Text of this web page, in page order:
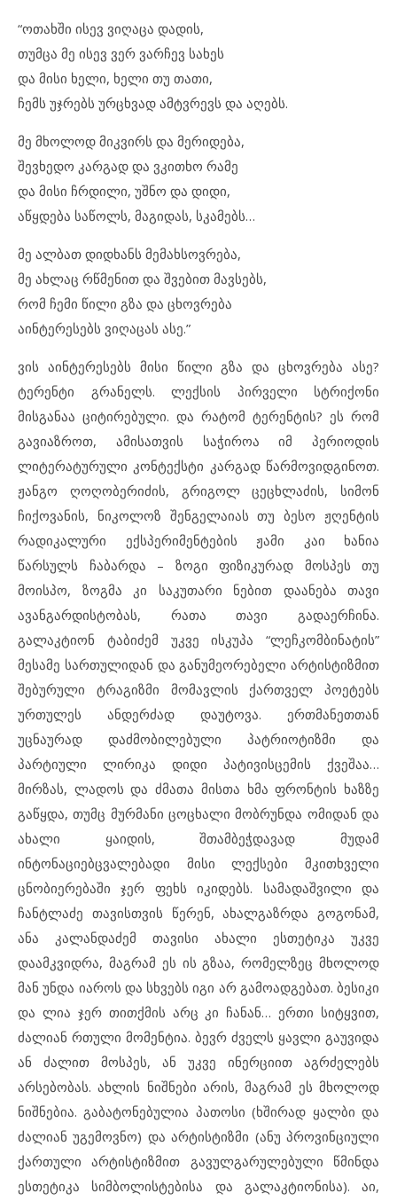
“ოთახში ისევ ვიღაცა დადის,
თუმცა მე ისევ ვერ ვარჩევ სახეს
და მისი ხელი, ხელი თუ თათი,
ჩემს უჯრებს ურცხვად ამტვრევს და აღებს.
მე მხოლოდ მიკვირს და მერიდება,
შევხედო კარგად და ვკითხო რამე
და მისი ჩრდილი, უშნო და დიდი,
აწყდება საწოლს, მაგიდას, სკამებს…
მე ალბათ დიდხანს მემახსოვრება,
მე ახლაც რწმენით და შვებით მავსებს,
რომ ჩემი წილი გზა და ცხოვრება
აინტერესებს ვიღაცას ასე.”
ვის აინტერესებს მისი წილი გზა და ცხოვრება ასე?
ტერენტი გრანელს. ლექსის პირველი სტრიქონი
მისგანაა ციტირებული. და რატომ ტერენტის? ეს რომ
გავიაზროთ, ამისათვის საჭიროა იმ პერიოდის
ლიტერატურული კონტექსტი კარგად წარმოვიდგინოთ.
ჟანგო ღოღობერიძის, გრიგოლ ცეცხლაძის, სიმონ
ჩიქოვანის, ნიკოლოზ შენგელაიას თუ ბესო ჟღენტის
რადიკალური ექსპერიმენტების ჟამი კაი ხანია
წარსულს ჩაბარდა – ზოგი ფიზიკურად მოსპეს თუ
მოისპო, ზოგმა კი საკუთარი ნებით დაანება თავი
ავანგარდისტობას, რათა თავი გადაერჩინა.
გალაკტიონ ტაბიძემ უკვე ისკუპა “ლეჩკომბინატის”
მესამე სართულიდან და განუმეორებელი არტისტიზმით
შებურული ტრაგიზმი მომავლის ქართველ პოეტებს
ურთულეს ანდერძად დაუტოვა. ერთმანეთთან
უცნაურად დაძმობილებული პატრიოტიზმი და
პარტიული ლირიკა დიდი პატივისცემის ქვეშაა…
მირზას, ლადოს და ძმათა მისთა ხმა ფრონტის ხაზზე
გაწყდა, თუმც მურმანი ცოცხალი მობრუნდა ომიდან და
ახალი ყაიდის, შთამბეჭდავად მუდამ
ინტონაციებცვალებადი მისი ლექსები მკითხველი
ცნობიერებაში ჯერ ფეხს იკიდებს. სამადაშვილი და
ჩანტლაძე თავისთვის წერენ, ახალგაზრდა გოგონამ,
ანა კალანდაძემ თავისი ახალი ესთეტიკა უკვე
დაამკვიდრა, მაგრამ ეს ის გზაა, რომელზეც მხოლოდ
მან უნდა იაროს და სხვებს იგი არ გამოადგებათ. ბესიკი
და ლია ჯერ თითქმის არც კი ჩანან… ერთი სიტყვით,
ძალიან რთული მომენტია. ბევრ ძველს ყავლი გაუვიდა
ან ძალით მოსპეს, ან უკვე ინერციით აგრძელებს
არსებობას. ახლის ნიშნები არის, მაგრამ ეს მხოლოდ
ნიშნებია. გაბატონებულია პათოსი (ხშირად ყალბი და
ძალიან უგემოვნო) და არტისტიზმი (ანუ პროვინციული
ქართული არტისტიზმით გავულგარულებული წმინდა
ესთეტიკა სიმბოლისტებისა და გალაკტიონისა). აი,